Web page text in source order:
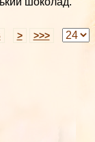
> >>>